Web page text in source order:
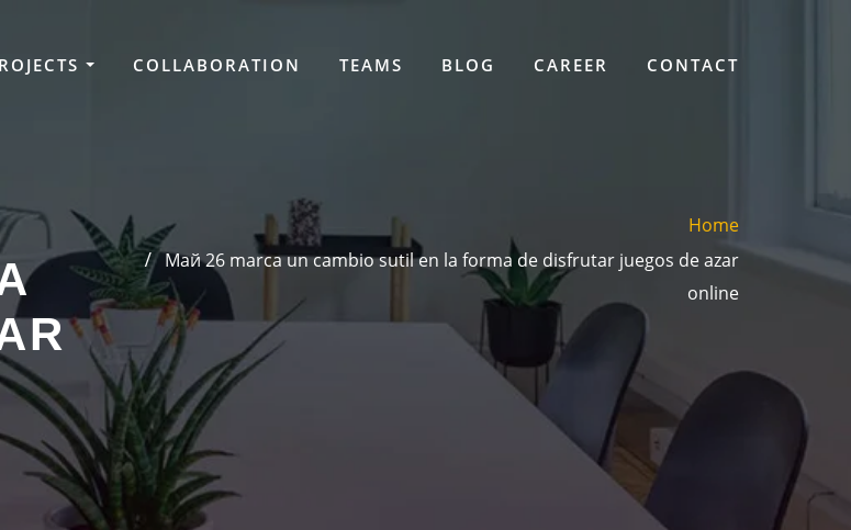
COLLABORATION TEAMS BLOG CAREER CONTACT
Home
Mай 26 marca un cambio sutil en la forma de disfrutar juegos de azar
online